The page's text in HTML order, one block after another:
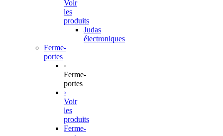
Voir
les
produits
Judas
électroniques
Ferme-
portes
‹
Ferme-
portes
›
Voir
les
produits
Ferme-